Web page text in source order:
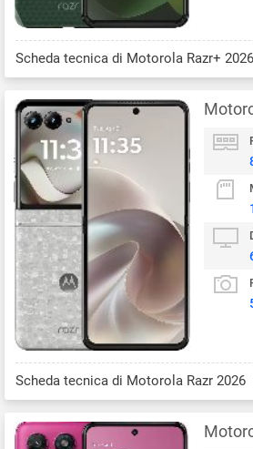
Scheda tecnica di Motorola Razr+ 2026
Scheda tecnica di Motorola Razr 2026